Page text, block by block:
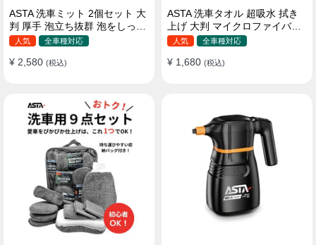
ASTA 洗車ミット 2個セット 大
判 厚手 泡立ち抜群 泡をしっか
りキープ 洗車スポンジ マイ
傷つきにくい ボディ ガラス ホ
人気 全車種対応
¥ 2,580 (税込)
ASTA 洗車タオル 超吸水 拭き
上げ 大判 マイクロファイバー
クロス プロ仕様 水拭き 窓拭き
ない 撥水 厚手 両面 大型 洗車
人気 全車種対応
¥ 1,680 (税込)